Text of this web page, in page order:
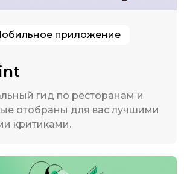
приложение
гид по ресторанам и
отобраны для вас лучшими
критиками.